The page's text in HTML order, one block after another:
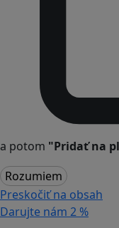
a potom "Pridať na
Rozumiem
Preskočiť na obsah
Darujte nám 2 %